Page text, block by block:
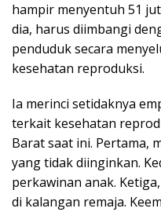
hampir menyentuh 51
dia, harus diimbangi
penduduk secara
kesehatan reproduksi.
Ia merinci setidaknya
terkait kesehatan
Barat saat ini. Pertama,
yang tidak diinginkan.
perkawinan anak.
di kalangan remaja.